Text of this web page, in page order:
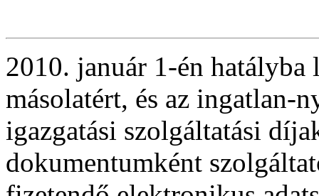
2010. január 1-én
másolatért, és az ingatlan-
igazgatási szolgáltatási
dokumentumként